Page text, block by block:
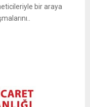
bir araya